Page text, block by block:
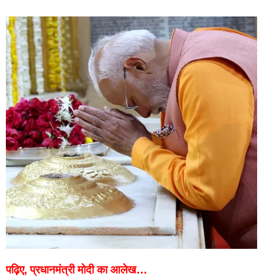
पढ़िए, प्रधानमंत्री मोदी का आलेख…